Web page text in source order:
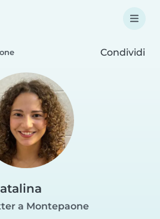
Condividi
a Montepaone